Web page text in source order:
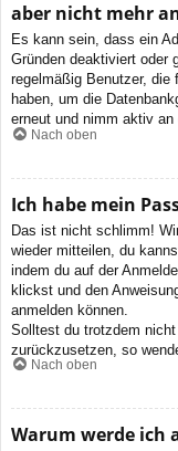
aber nicht mehr
Es kann sein, dass ein
Gründen deaktiviert oder
regelmäßig Benutzer, die
haben, um die
erneut und nimm aktiv
Nach oben
Ich habe mein
Das ist nicht schlimm!
wieder mitteilen, du
indem du auf der
klickst und den
anmelden können.
Solltest du trotzdem
zurückzusetzen, so
Nach oben
Warum werde ich